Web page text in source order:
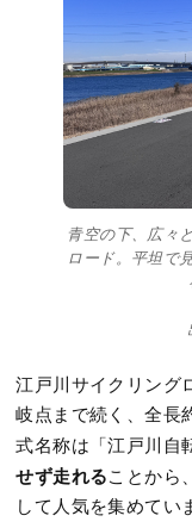
青空の下、広々
ロード。平坦で
江戸川サイクリング
岐点まで続く、全長
式名称は「江戸川自
せず走れることから
して人気を集めてい